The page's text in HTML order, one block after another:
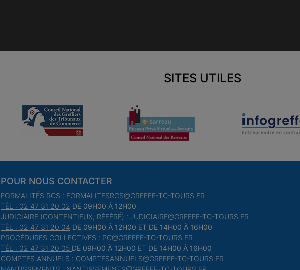
SITES UTILES
POUR NOUS CONTACTER
FORMALITÉS RCS : FORMALITESRCS@GREFFE-TC-TOURS.FR
TÉL : 02 47 31 20 02 DE 09H00 À 12H00
JUDICIAIRE (CONTENTIEUX, RÉFÉRÉ) : JUDICIAIRE@GREFFE-TC-TOURS.FR
TÉL : 02 47 31 20 04 DE 09H00 À 12H00 ET DE 14H00 À 16H00
PROCÉDURES COLLECTIVES : PC@GREFFE-TC-TOURS.FR
TÉL : 02 47 31 20 05 DE 09H00 À 12H00 ET DE 14H00 À 16H00
COMPTES ANNUELS : COMPTESANNUELS@GREFFE-TC-TOURS.FR